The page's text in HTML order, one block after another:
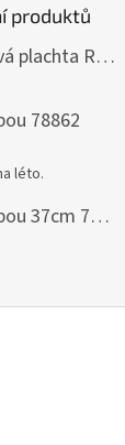
produktů
INTEX Krycí bazénová plachta Round 305cm 28030
5 hvězdiček.
78862
5 hvězdiček.
léto.
Vodní pistole s pumpou 37cm 78961
5 hvězdiček.